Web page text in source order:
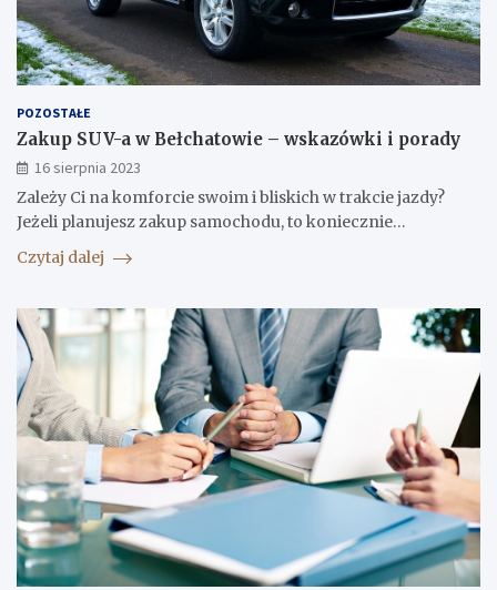
POZOSTAŁE
Zakup SUV-a w Bełchatowie – wskazówki i porady
16 sierpnia 2023
Zależy Ci na komforcie swoim i bliskich w trakcie jazdy?
Jeżeli planujesz zakup samochodu, to koniecznie…
Czytaj dalej